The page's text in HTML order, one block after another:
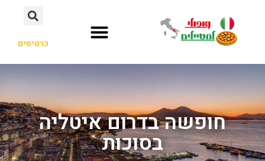
כרטיסים
חופשה בדרום איטליה
בסוכות